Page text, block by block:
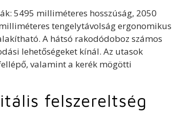
5495 milliméteres hosszúság, 2050
tengelytávolság ergonomikus
A hátsó rakodódoboz számos
lehetőségeket kínál. Az utasok
valamint a kerék mögötti
felszereltség